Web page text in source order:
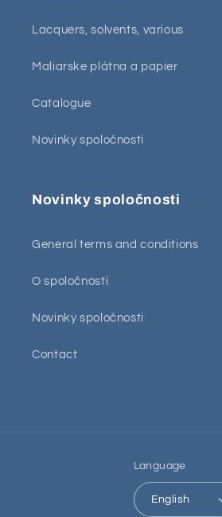
Lacquers, solvents, various
Maliarske plátna a papier
Catalogue
Novinky spoločnosti
Novinky spoločnosti
General terms and conditions
O spoločnosti
Novinky spoločnosti
Contact
Language
English